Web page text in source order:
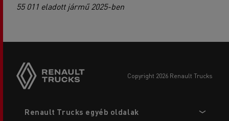
55 011 eladott jármű 2025-ben
copyright 2026 Renault Trucks
menu
Renault Trucks egyéb oldalak